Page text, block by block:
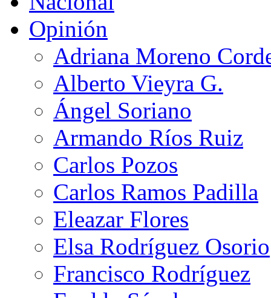
Opinión
Adriana Moreno
Alberto Vieyra G.
Ángel Soriano
Armando Ríos Ruiz
Carlos Pozos
Carlos Ramos Padilla
Eleazar Flores
Elsa Rodríguez Osorio
Francisco Rodríguez